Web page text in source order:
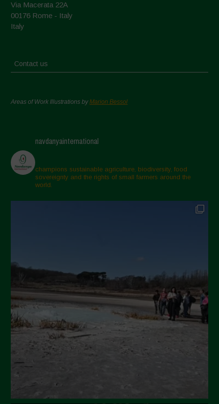
Via Macerata 22A
00176 Rome - Italy
Italy
Contact us
Areas of Work Illustrations byMarion Bessol
navdanyainternational
champions sustainable agriculture, biodiversity, food
sovereignty and the rights of small farmers around the
world.